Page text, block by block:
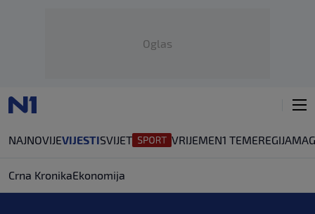
Oglas
NAJNOVIJEVIJESTISVIJET VRIJEMEN1 TEMEREGIJA
Crna KronikaEkonomija